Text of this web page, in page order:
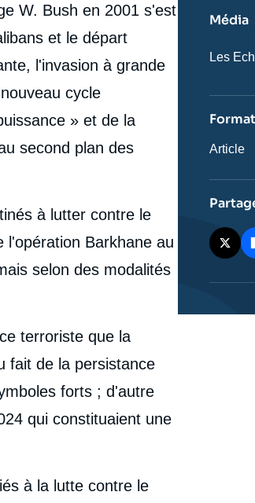
W. Bush en 2001 s'est
et le départ
l'invasion à grande
cycle
» et de la
second plan des
à lutter contre le
l'opération Barkhane au
selon des modalités
terroriste que la
fait de la persistance
forts ; d'autre
qui constituaient une
à la lutte contre le
Média
Nom
revue
émission
Les
Format
Article